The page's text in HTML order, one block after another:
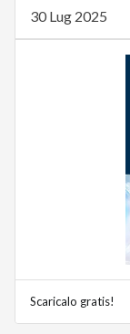
30 Lug 2025
Scaricalo gratis!